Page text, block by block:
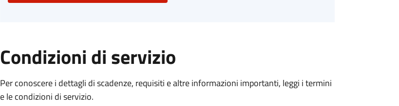
Condizioni di servizio
Per conoscere i dettagli di scadenze, requisiti e altre informazioni importanti, leggi i termini
e le condizioni di servizio.